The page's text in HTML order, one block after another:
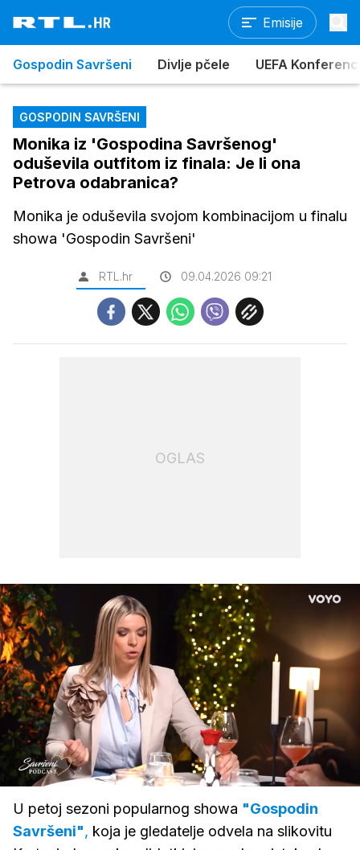
Emisije
Gospodin Savršeni Divlje pčele UEFA
GOSPODIN SAVRŠENI
Monika iz 'Gospodina Savršenog'
oduševila outfitom iz finala: Je li ona
Petrova odabranica?
Monika je oduševila svojom kombinacijom u finalu
showa 'Gospodin Savršeni'
RTL.hr 09.04.2026 09:21
OGLAS
Upali
zvuk
/
Loaded:
2.15%
U petoj sezoni popularnog showa "Gospodin
Savršeni", koja je gledatelje odvela na slikovitu